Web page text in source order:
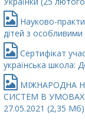
Науково-
дітей з
Сертифікат
українська школа:
МІЖНАРОДНА
СИСТЕМ В УМОВАХ
27.05.2021 (2,35